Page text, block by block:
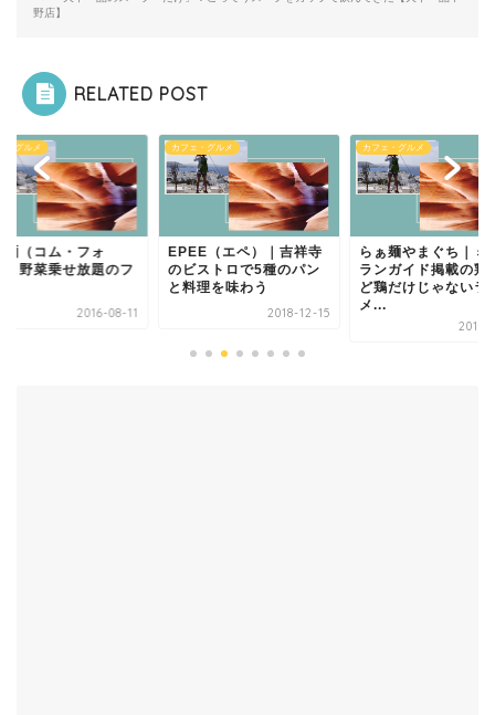
野店】
RELATED POST
・グルメ
麺（コム・フォ
】野菜乗せ放題のフ
2016-08-11
カフェ・グルメ
EPEE（エペ）｜吉祥寺
のビストロで5種のパン
と料理を味わう
2018-12-15
カフェ・グルメ
らぁ麺やまぐち｜ミ
ランガイド掲載の鶏
ど鶏だけじゃないラ
メ...
2018-